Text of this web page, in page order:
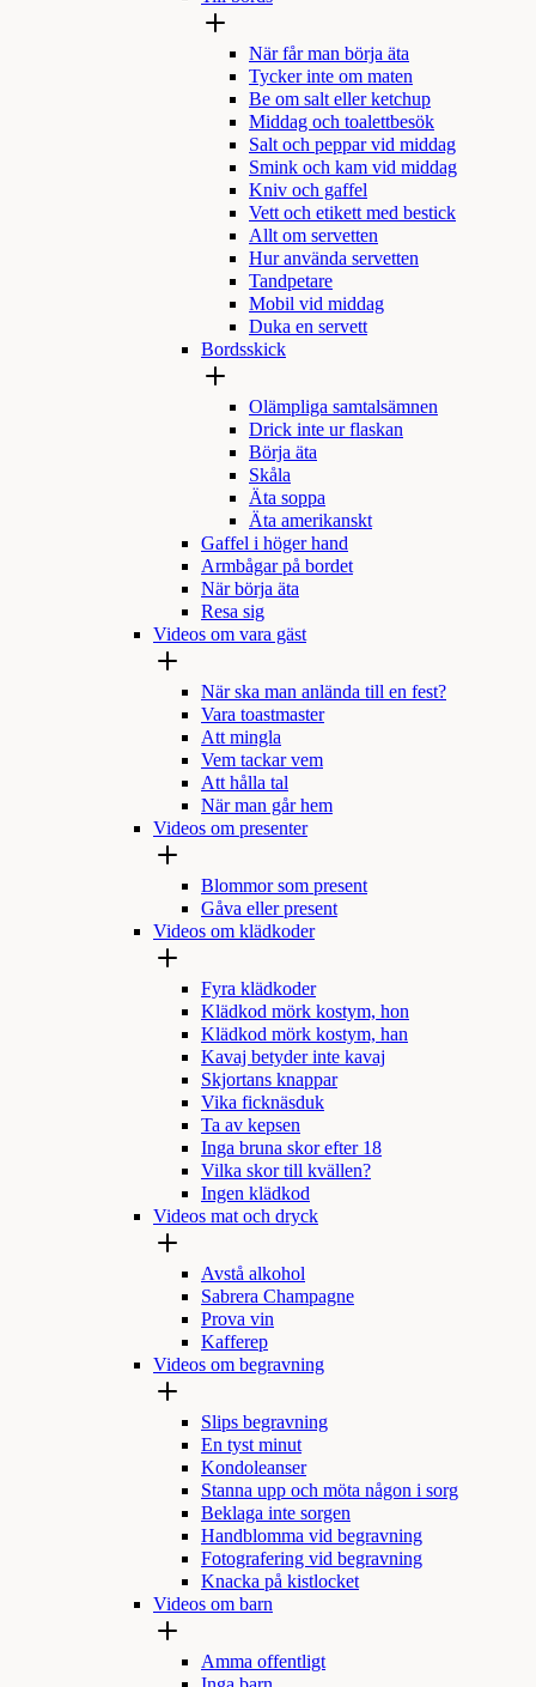
När får man börja äta
Tycker inte om maten
Be om salt eller ketchup
Middag och toalettbesök
Salt och peppar vid middag
Smink och kam vid middag
Kniv och gaffel
Vett och etikett med bestick
Allt om servetten
Hur använda servetten
Tandpetare
Mobil vid middag
Duka en servett
Bordsskick
Olämpliga samtalsämnen
Drick inte ur flaskan
Börja äta
Skåla
Äta soppa
Äta amerikanskt
Gaffel i höger hand
Armbågar på bordet
När börja äta
Resa sig
Videos om vara gäst
När ska man anlända till en fest?
Vara toastmaster
Att mingla
Vem tackar vem
Att hålla tal
När man går hem
Videos om presenter
Blommor som present
Gåva eller present
Videos om klädkoder
Fyra klädkoder
Klädkod mörk kostym, hon
Klädkod mörk kostym, han
Kavaj betyder inte kavaj
Skjortans knappar
Vika ficknäsduk
Ta av kepsen
Inga bruna skor efter 18
Vilka skor till kvällen?
Ingen klädkod
Videos mat och dryck
Avstå alkohol
Sabrera Champagne
Prova vin
Kafferep
Videos om begravning
Slips begravning
En tyst minut
Kondoleanser
Stanna upp och möta någon i sorg
Beklaga inte sorgen
Handblomma vid begravning
Fotografering vid begravning
Knacka på kistlocket
Videos om barn
Amma offentligt